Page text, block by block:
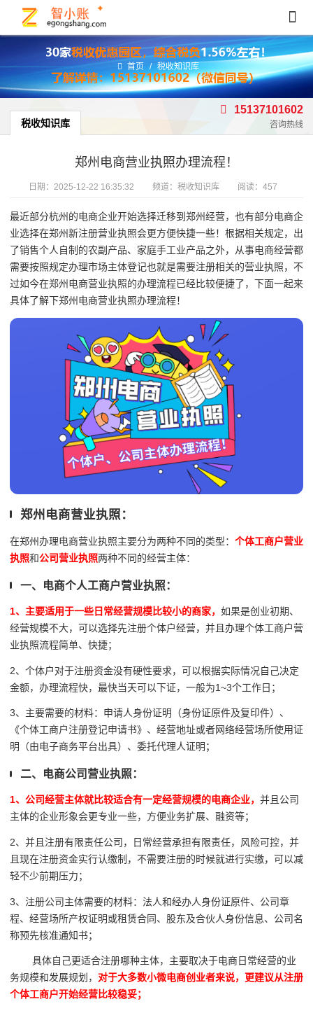
首页 / 税收知识库
税收知识库
15137101602
咨询热线
郑州电商营业执照办理流程！
日期： 2025-12-22 16:35:32 频道： 税收知识库 阅读：457
最近部分杭州的电商企业开始选择迁移到郑州经营，也有部分电商企
业选择在郑州新注册营业执照会更方便快捷一些！根据相关规定，出
了销售个人自制的农副产品、家庭手工业产品之外，从事电商经营都
需要按照规定办理市场主体登记也就是需要注册相关的营业执照，不
过如今在郑州电商营业执照的办理流程已经比较便捷了，下面一起来
具体了解下郑州电商营业执照办理流程！
郑州电商营业执照：
在郑州办理电商营业执照主要分为两种不同的类型： 个体工商户营业
执照和公司营业执照两种不同的经营主体：
一、电商个人工商户营业执照：
1、主要适用于一些日常经营规模比较小的商家， 如果是创业初期、
经营规模不大，可以选择先注册个体户经营，并且办理个体工商户营
业执照流程简单、快捷；
2、个体户对于注册资金没有硬性要求，可以根据实际情况自己决定
金额，办理流程快，最快当天可以下证，一般为1~3个工作日；
3、主要需要的材料：申请人身份证明（身份证原件及复印件）、
《个体工商户注册登记申请书》、经营地址或者网络经营场所使用证
明（由电子商务平台出具）、委托代理人证明；
二、电商公司营业执照：
1、公司经营主体就比较适合有一定经营规模的电商企业， 并且公司
主体的企业形象会更专业一些，方便业务扩展、融资等；
2、并且注册有限责任公司，日常经营承担有限责任，风险可控，并
且现在注册资金实行认缴制，不需要注册的时候就进行实缴，可以减
轻不少前期压力；
3、注册公司主体需要的材料：法人和经办人身份证原件、公司章
程、经营场所产权证明或租赁合同、股东及合伙人身份信息、公司名
称预先核准通知书；
具体自己更适合注册哪种主体，主要取决于电商日常经营的业
务规模和发展规划， 对于大多数小微电商创业者来说，更建议从注册
个体工商户开始经营比较稳妥；